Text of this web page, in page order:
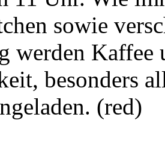
sowie
werden Kaffee
besonders
(red)